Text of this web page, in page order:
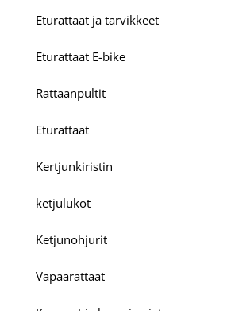
Eturattaat ja tarvikkeet
Eturattaat E-bike
Rattaanpultit
Eturattaat
Kertjunkiristin
ketjulukot
Ketjunohjurit
Vapaarattaat